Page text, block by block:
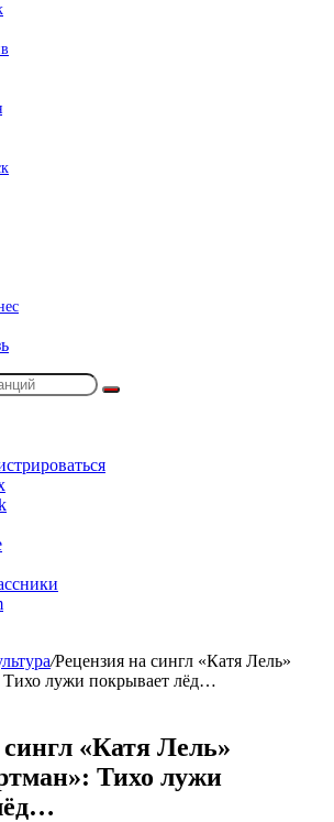
Поиск
/Рецензия на сингл «Катя Лель»
лужи покрывает лёд…
«Катя Лель»
Тихо лужи